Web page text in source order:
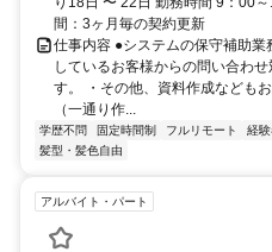
間：3ヶ月毎の契約更新
仕事内容 ●システムの保守補助
しているお客様からの問い合わ
す。 ・その他、資料作成なども
（一通り作...
学歴不問 固定時間制 フルリモート 経
髪型・髪色自由
アルバイト・パート